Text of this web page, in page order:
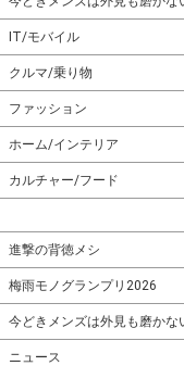
IT/モバイル
クルマ/乗り物
ファッション
ホーム/インテリア
カルチャー/フード
進撃の背徳メシ
梅雨モノグランプリ2026
今どきメンズは外見も磨かな
ニュース